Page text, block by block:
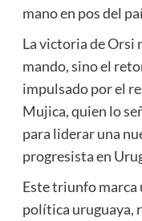
mano en pos del
La victoria de Orsi
mando, sino el
impulsado por el
Mujica, quien lo
para liderar una
progresista en
Este triunfo marca
política uruguaya,